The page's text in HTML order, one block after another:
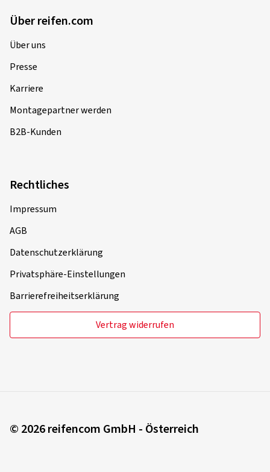
Über reifen.com
Über uns
Presse
Karriere
Montagepartner werden
B2B-Kunden
Rechtliches
Impressum
AGB
Datenschutzerklärung
Privatsphäre-Einstellungen
Barrierefreiheitserklärung
Vertrag widerrufen
© 2026 reifencom GmbH - Österreich